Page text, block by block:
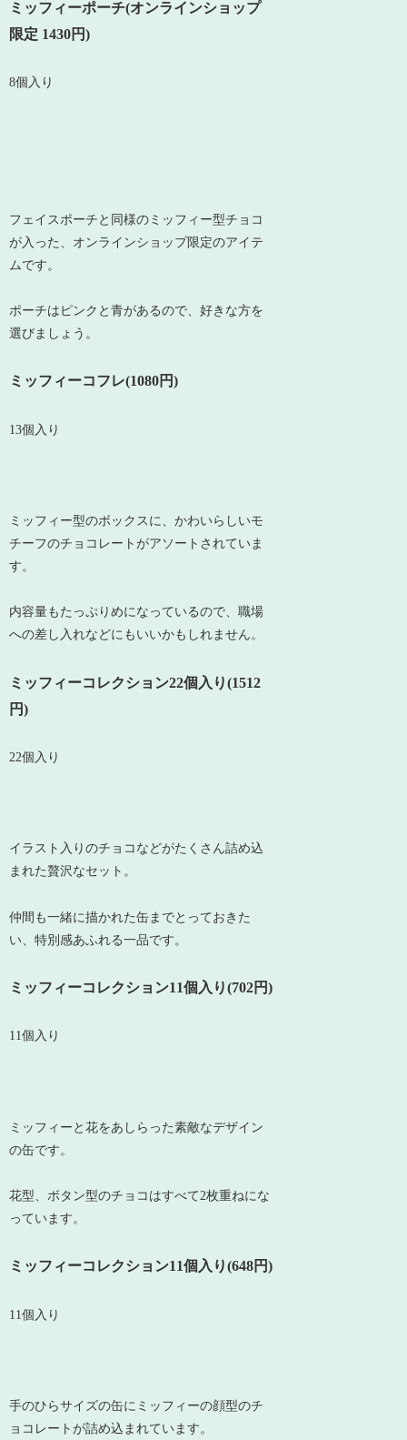
ミッフィーポーチ(オンラインショップ
限定 1430円)
8個入り
フェイスポーチと同様のミッフィー型チョコ
が入った、オンラインショップ限定のアイテ
ムです。
ポーチはピンクと青があるので、好きな方を
選びましょう。
ミッフィーコフレ(1080円)
13個入り
ミッフィー型のボックスに、かわいらしいモ
チーフのチョコレートがアソートされていま
す。
内容量もたっぷりめになっているので、職場
への差し入れなどにもいいかもしれません。
ミッフィーコレクション22個入り(1512
円)
22個入り
イラスト入りのチョコなどがたくさん詰め込
まれた贅沢なセット。
仲間も一緒に描かれた缶までとっておきた
い、特別感あふれる一品です。
ミッフィーコレクション11個入り(702円)
11個入り
ミッフィーと花をあしらった素敵なデザイン
の缶です。
花型、ボタン型のチョコはすべて2枚重ねにな
っています。
ミッフィーコレクション11個入り(648円)
11個入り
手のひらサイズの缶にミッフィーの顔型のチ
ョコレートが詰め込まれています。